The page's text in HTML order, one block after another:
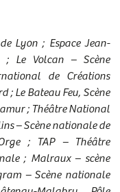
Lyon ; Espace Jean-
; Le Volcan – Scène
de Créations
; Le Bateau Feu, Scène
; Théâtre National
– Scène nationale de
; TAP – Théâtre
; Malraux – scène
– Scène nationale